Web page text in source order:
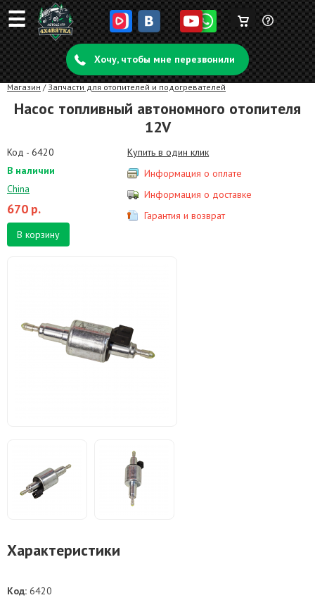
☰ Задать
вопрос
Корзина
пуста
Хочу, чтобы мне перезвонили
Магазин / Запчасти для отопителей и подогревателей
Насос топливный автономного отопителя
12V
Код - 6420
В наличии
China
670 р.
В корзину
Купить в один клик
Информация о оплате
Информация о доставке
Гарантия и возврат
Характеристики
Код: 6420